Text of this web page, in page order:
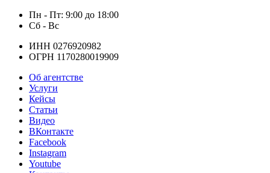
Пн - Пт: 9:00 до 18:00
Сб - Вс
ИНН 0276920982
ОГРН 1170280019909
Об агентстве
Услуги
Кейсы
Статьи
Видео
ВКонтакте
Facebook
Instagram
Youtube